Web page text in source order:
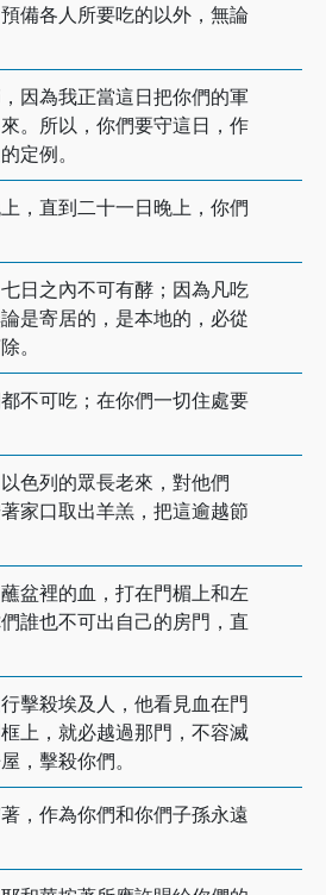
備各人所要吃的以外，無論
因為我正當這日把你們的軍
。所以，你們要守這日，作
定例。
，直到二十一日晚上，你們
日之內不可有酵；因為凡吃
是寄居的，是本地的，必從
。
不可吃；在你們一切住處要
色列的眾長老來，對他們
家口取出羊羔，把這逾越節
盆裡的血，打在門楣上和左
誰也不可出自己的房門，直
擊殺埃及人，他看見血在門
上，就必越過那門，不容滅
，擊殺你們。
，作為你們和你們子孫永遠